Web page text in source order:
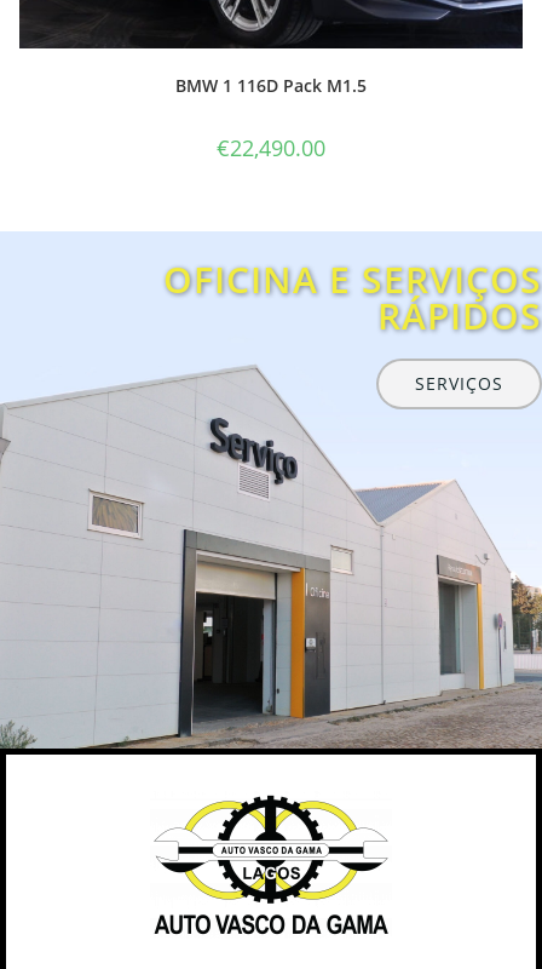
OFICINA E SERVIÇOS
RÁPIDOS
SERVIÇOS